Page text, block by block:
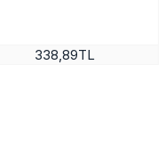
338,89TL